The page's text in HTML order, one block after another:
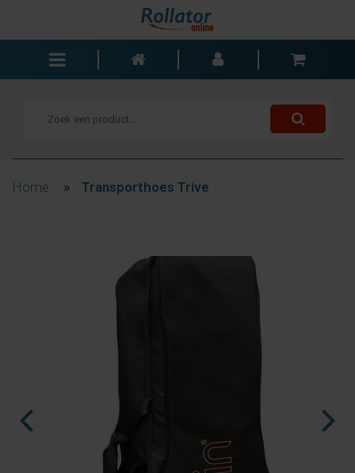
Rolstoelen
Home » Transporthoes Trive